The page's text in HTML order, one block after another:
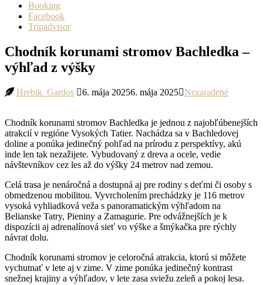
Booking
Facebook
Tripadvisor
Chodník korunami stromov Bachledka –
výhľad z výšky
Hrebik_Gardos 6. mája 20256. mája 2025 Nezaradené
Chodník korunami stromov Bachledka je jednou z najobľúbenejších
atrakcií v regióne Vysokých Tatier. Nachádza sa v Bachledovej
doline a ponúka jedinečný pohľad na prírodu z perspektívy, akú
inde len tak nezažijete. Vybudovaný z dreva a ocele, vedie
návštevníkov cez les až do výšky 24 metrov nad zemou.
Celá trasa je nenáročná a dostupná aj pre rodiny s deťmi či osoby s
obmedzenou mobilitou. Vyvrcholením prechádzky je 116 metrov
vysoká vyhliadková veža s panoramatickým výhľadom na
Belianske Tatry, Pieniny a Zamagurie. Pre odvážnejších je k
dispozícii aj adrenalínová sieť vo výške a šmýkačka pre rýchly
návrat dolu.
Chodník korunami stromov je celoročná atrakcia, ktorú si môžete
vychutnať v lete aj v zime. V zime ponúka jedinečný kontrast
snežnej krajiny a výhľadov, v lete zasa sviežu zeleň a pokoj lesa.